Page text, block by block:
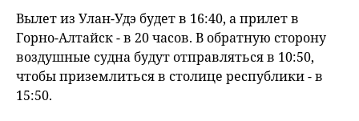
Вылет из Улан-Удэ будет в 16:40, а прилет в
Горно-Алтайск - в 20 часов. В обратную сторону
воздушные судна будут отправляться в 10:50,
чтобы приземлиться в столице республики - в
15:50.